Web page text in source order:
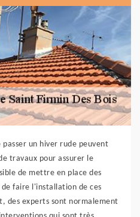
passer un hiver rude peuvent
travaux pour assurer le
de mettre en place des
faire l'installation de ces
des experts sont normalement